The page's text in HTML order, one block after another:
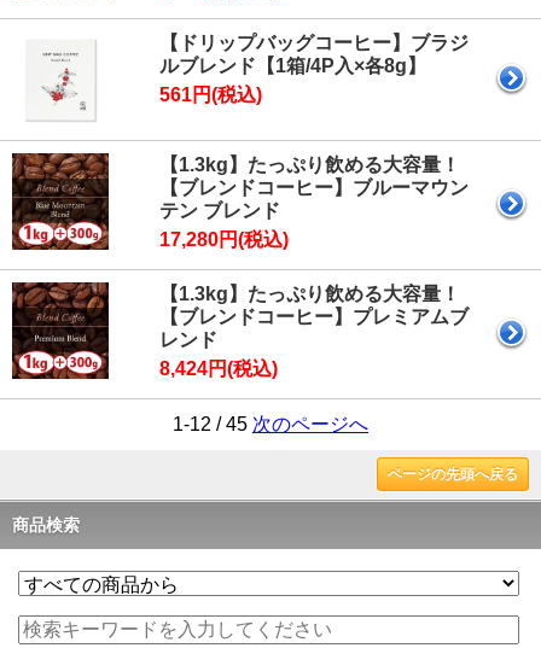
【ドリップバッグコーヒー】ブラジ
ルブレンド【1箱/4P入×各8g】
561円(税込)
【1.3kg】たっぷり飲める大容量！
【ブレンドコーヒー】ブルーマウン
テン ブレンド
17,280円(税込)
【1.3kg】たっぷり飲める大容量！
【ブレンドコーヒー】プレミアムブ
レンド
8,424円(税込)
1-12 / 45 次のページへ
ページの先頭へ戻る
商品検索